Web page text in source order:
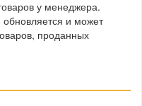
у менеджера.
и может
проданных